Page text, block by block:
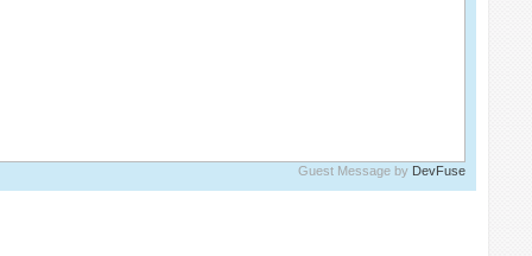
Guest Message by DevFuse